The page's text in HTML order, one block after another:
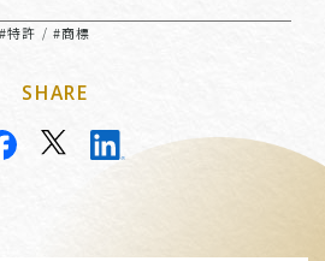
#特許 / #商標
SHARE